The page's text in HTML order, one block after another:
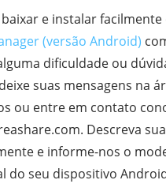
e instalar facilmente
(versão Android)
dificuldade ou
suas mensagens na
ou entre em contato
Descreva
e informe-nos o
do seu dispositivo